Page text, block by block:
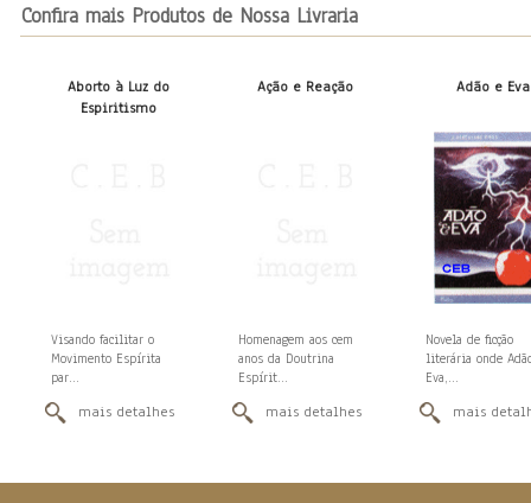
Confira mais Produtos de Nossa Livraria
Aborto à Luz do
Espiritismo
Visando facilitar o
Movimento Espírita
par...
mais detalhes
Ação e Reação
Homenagem aos cem
anos da Doutrina
Espírit...
mais detalhes
Adão e Eva
Novela de ficção
literária onde
Eva,...
mais